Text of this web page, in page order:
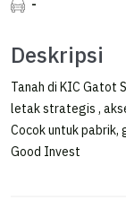
-
Deskripsi
Tanah di KIC Gatot
letak strategis ,
Cocok untuk pabrik,
Good Invest